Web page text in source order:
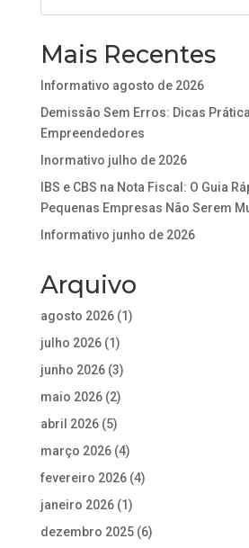
Mais Recentes
Informativo agosto de 2026
Demissão Sem Erros: Dicas
Empreendedores
Inormativo julho de 2026
IBS e CBS na Nota Fiscal: O Guia
Pequenas Empresas Não Serem
Informativo junho de 2026
Arquivo
agosto 2026(1)
julho 2026(1)
junho 2026(3)
maio 2026(2)
abril 2026(5)
março 2026(4)
fevereiro 2026(4)
janeiro 2026(1)
dezembro 2025(6)